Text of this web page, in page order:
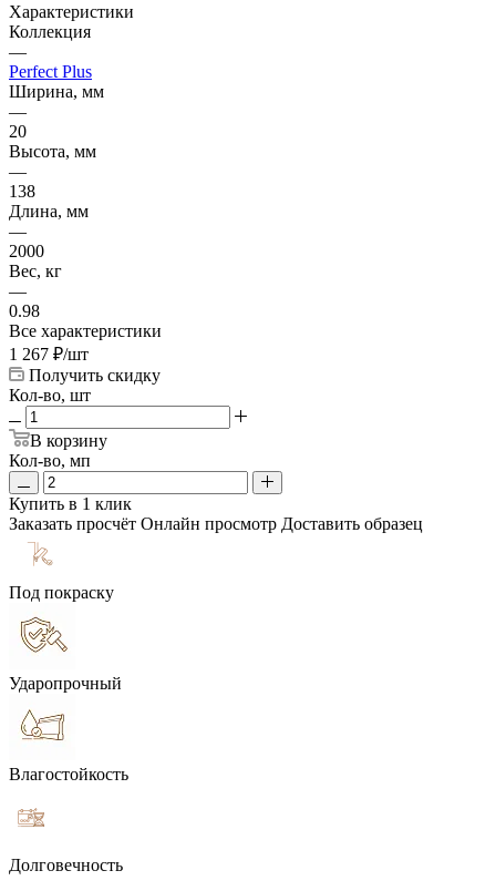
Характеристики
Коллекция
—
Perfect Plus
Ширина, мм
—
20
Высота, мм
—
138
Длина, мм
—
2000
Вес, кг
—
0.98
Все характеристики
1 267 ₽/шт
Получить скидку
Кол-во, шт
В корзину
Кол-во, мп
Купить в 1 клик
Заказать просчёт Онлайн просмотр Доставить образец
Под покраску
Ударопрочный
Влагостойкость
Долговечность